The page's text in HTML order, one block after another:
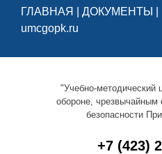
ГЛАВНАЯ ДОКУМЕНТЫ
umcgopk.ru
"Учебно-методический
обороне, чрезвычайным
безопасности
+7 (423)